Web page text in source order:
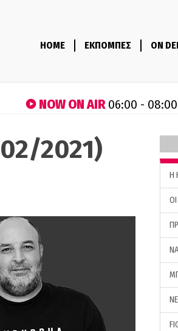
HOME ΕΚΠΟΜΠΕΣ ON
NOW ON AIR06:00 -
2021)
H